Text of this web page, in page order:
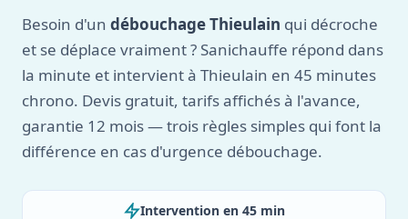
Besoin d'un débouchage Thieulain qui décroche
et se déplace vraiment ? Sanichauffe répond dans
la minute et intervient à Thieulain en 45 minutes
chrono. Devis gratuit, tarifs affichés à l'avance,
garantie 12 mois — trois règles simples qui font la
différence en cas d'urgence débouchage.
Intervention en 45 min